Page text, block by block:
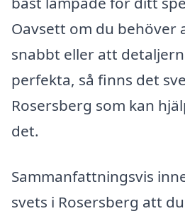
Oavsett om du
snabbt eller att
perfekta, så finns det
Rosersberg som kan
det.
Sammanfattningsvis
svets i Rosersberg att